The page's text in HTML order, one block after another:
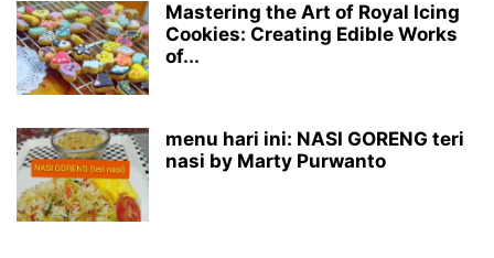
Mastering the Art of Royal Icing
Cookies: Creating Edible Works
of...
menu hari ini: NASI GORENG teri
nasi by Marty Purwanto